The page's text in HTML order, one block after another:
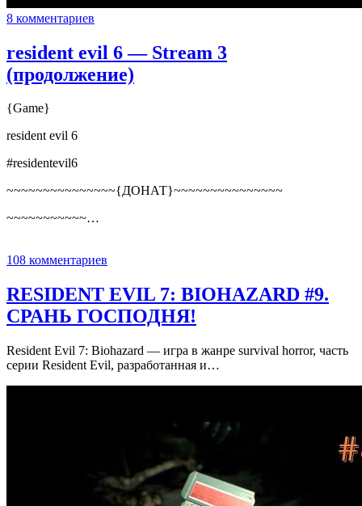
8 комментариев
resident evil 6 — Stream 3
(продолжение)
{Game}
resident evil 6
#residentevil6
~~~~~~~~~~~~~~~{ДОНАТ}~~~~~~~~~~~~~~~
~~~~~~~~~~~…
108 комментариев
RESIDENT EVIL 7: BIOHAZARD #9.
СРАНЬ ГОСПОДНЯ!
Resident Evil 7: Biohazard — игра в жанре survival horror, часть
серии Resident Evil, разработанная и…